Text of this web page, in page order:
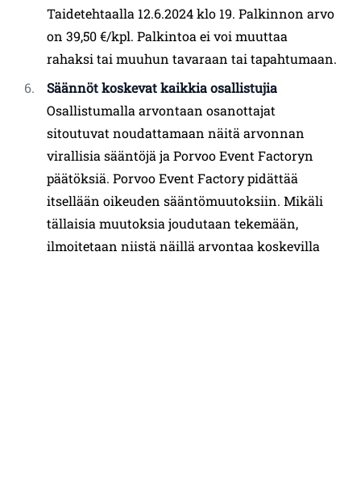
Taidetehtaalla 12.6.2024 klo 19. Palkinnon arvo
on 39,50 €/kpl. Palkintoa ei voi muuttaa
rahaksi tai muuhun tavaraan tai tapahtumaan.
Säännöt koskevat kaikkia osallistujia
Osallistumalla arvontaan osanottajat
sitoutuvat noudattamaan näitä arvonnan
virallisia sääntöjä ja Porvoo Event Factoryn
päätöksiä. Porvoo Event Factory pidättää
itsellään oikeuden sääntömuutoksiin. Mikäli
tällaisia muutoksia joudutaan tekemään,
ilmoitetaan niistä näillä arvontaa koskevilla